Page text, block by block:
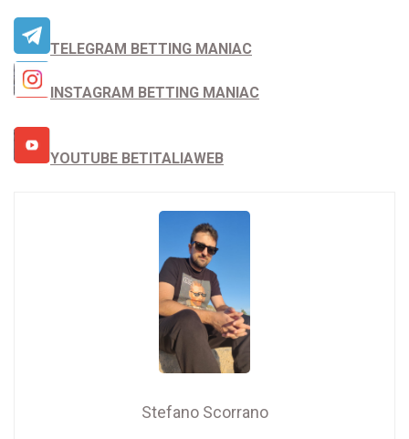
TELEGRAM BETTING MANIAC
INSTAGRAM BETTING MANIAC
YOUTUBE BETITALIAWEB
Stefano Scorrano